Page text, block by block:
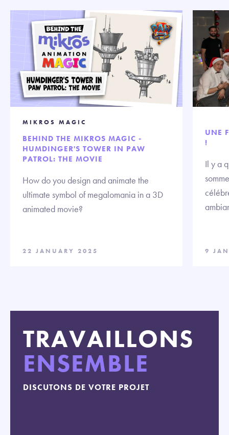
MIKROS MAGIC
BEHIND THE MIKROS MAGIC -
HUMDINGER'S TOWER IN PAW
PATROL: THE MOVIE
How do you design and animate the
ultimate symbol of megalomania in a 3D
animated movie?
22 JANUARY 2025
UNE
!
Il y a
9
TRAVAILLONS
ENSEMBLE
DISCUTONS DE VOTRE PROJET